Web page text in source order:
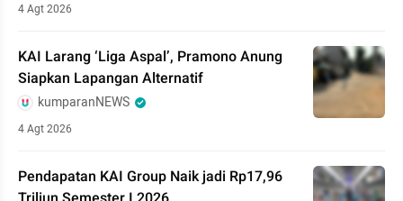
4 Agt 2026
KAI Larang ‘Liga Aspal’, Pramono Anung
Siapkan Lapangan Alternatif
kumparanNEWS
4 Agt 2026
Pendapatan KAI Group Naik jadi Rp17,96